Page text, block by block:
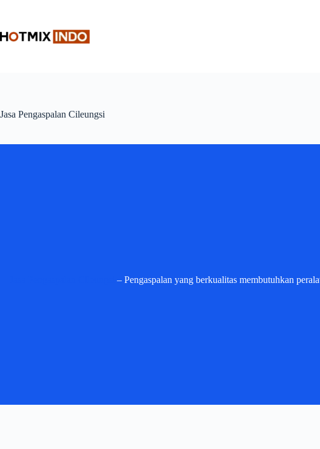
Jasa Pengaspalan Cileungsi
– Pengaspalan yang berkualitas membutuhkan